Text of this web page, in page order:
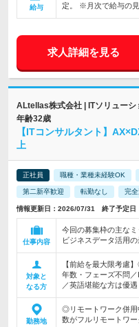
給与
定。 ※月次で給与の
求人詳細を見る
ALtellas株式会社 | ITソリュー
年齢32歳
【ITコンサルタント】
上
正社員 職種・業種未経験OK
第二新卒歓迎 転勤なし 完
情報更新日：2026/07/31 終了予定日
仕事内容
今回の募集枠の主な
ビジネスデータ活用の
対象と
なる方
【前給を最大限考慮
年数・フェーズ不問／
／英語堪能な方は優遇
勤務地
◎リモートワーク併用
数がフルリモートワ